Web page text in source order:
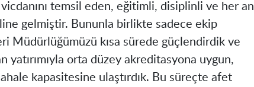
temsil eden, eğitimli, disiplinli ve her an
gelmiştir. Bununla birlikte sadece ekip
Müdürlüğümüzü kısa sürede güçlendirdik ve
yatırımıyla orta düzey akreditasyona uygun,
kapasitesine ulaştırdık. Bu süreçte afet